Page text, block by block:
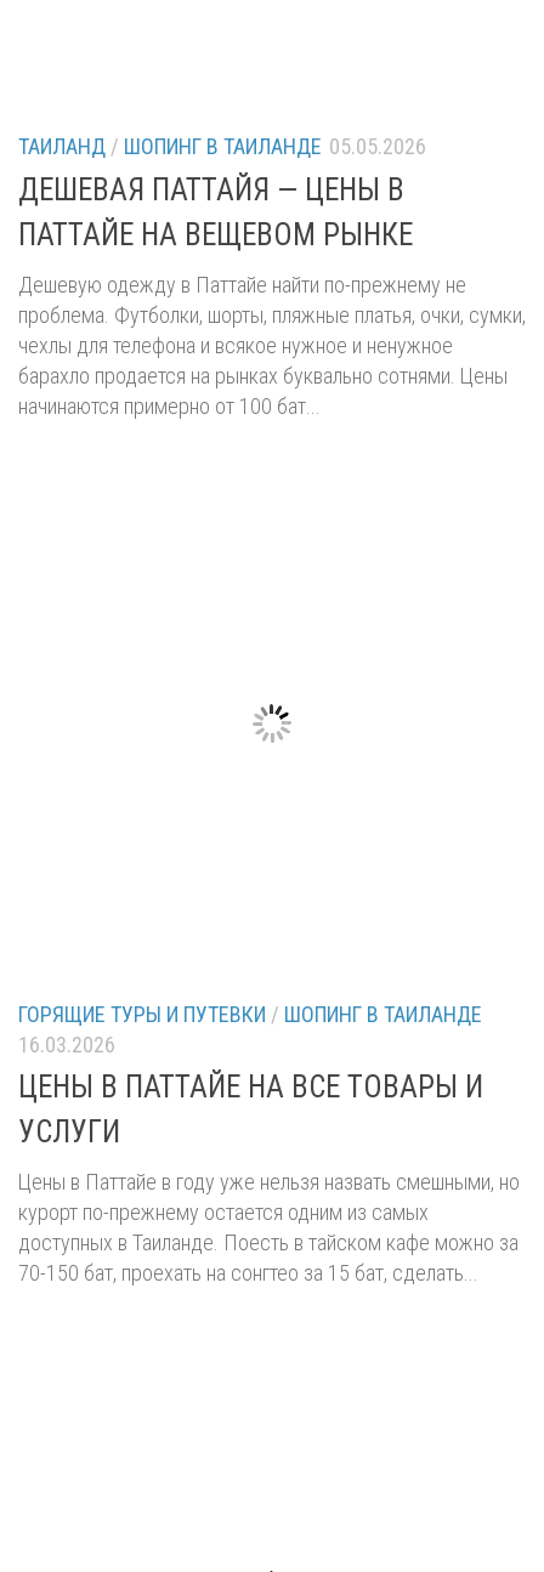
ТАИЛАНД / ШОПИНГ В ТАИЛАНДЕ 05.05.2026
ДЕШЕВАЯ ПАТТАЙЯ — ЦЕНЫ В
ПАТТАЙЕ НА ВЕЩЕВОМ РЫНКЕ
Дешевую одежду в Паттайе найти по-прежнему не
проблема. Футболки, шорты, пляжные платья, очки, сумки,
чехлы для телефона и всякое нужное и ненужное
барахло продается на рынках буквально сотнями. Цены
начинаются примерно от 100 бат...
ГОРЯЩИЕ ТУРЫ И ПУТЕВКИ / ШОПИНГ В ТАИЛАНДЕ
16.03.2026
ЦЕНЫ В ПАТТАЙЕ НА ВСЕ ТОВАРЫ И
УСЛУГИ
Цены в Паттайе в году уже нельзя назвать смешными, но
курорт по-прежнему остается одним из самых
доступных в Таиланде. Поесть в тайском кафе можно за
70-150 бат, проехать на сонгтео за 15 бат, сделать...